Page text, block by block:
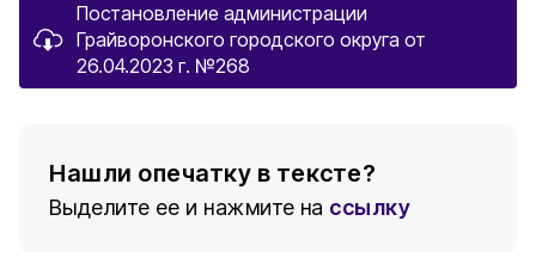
Постановление администрации
Грайворонского городского округа от
26.04.2023 г. №268
Нашли опечатку в тексте?
Выделите ее и нажмите на ссылку